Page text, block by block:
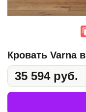
Кровать Varna
35 594 руб.